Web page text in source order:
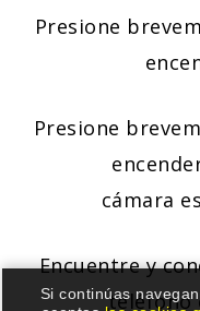
Presione
Presione
cámara
Encuentre y
teléfono
Si continúas